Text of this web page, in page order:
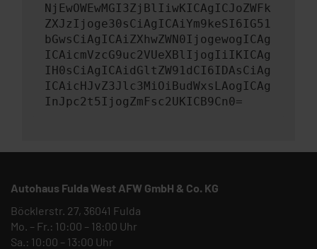
NjEwOWEwMGI3ZjBlIiwKICAgICJoZWFk
ZXJzIjoge30sCiAgICAiYm9keSI6IG51
bGwsCiAgICAiZXhwZWN0IjogewogICAg
ICAicmVzcG9uc2VUeXBlIjogIiIKICAg
IH0sCiAgICAidGltZW91dCI6IDAsCiAg
ICAicHJvZ3Jlc3MiOiBudWxsLAogICAg
InJpc2t5IjogZmFsc2UKICB9Cn0=
Autohaus Fulda West AFW GmbH & Co. KG
Böcklerstr. 27, 36041 Fulda
Mo. – Fr.: 10:00 – 18:00 Uhr
Sa.: 10:00 – 13:00 Uhr